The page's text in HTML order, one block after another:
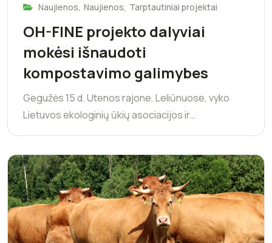
Naujienos, Naujienos, Tarptautiniai projektai
OH-FINE projekto dalyviai
mokėsi išnaudoti
kompostavimo galimybes
Gegužės 15 d. Utenos rajone, Leliūnuose, vyko
Lietuvos ekologinių ūkių asociacijos ir…